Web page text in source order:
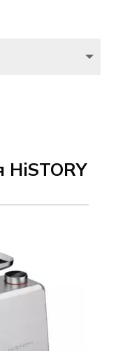
HiSTORY